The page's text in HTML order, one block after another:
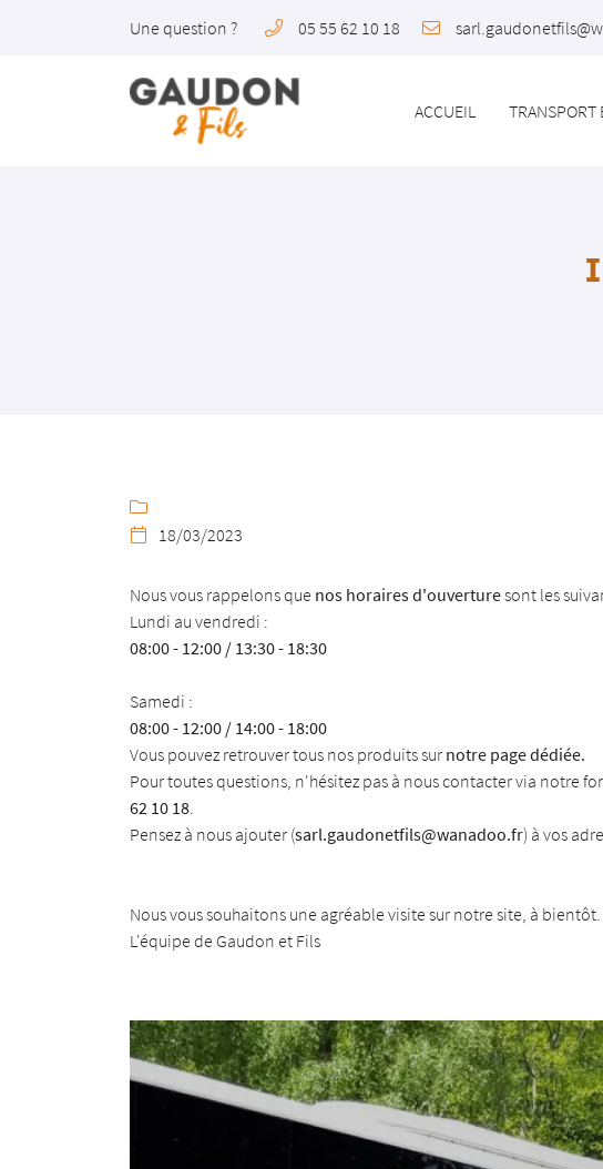
Une question ? 05 55 62 10 18
ACCUEIL TRANSPORT
23220 Bonnat
05 55 62 10 18
Recopier le code ci-contre
En cochant cette case, vous consentez à recevoir nos propositions commerciales à l'adresse
email indiqué ci-dessus. Vous pouvez vous désinscrire à tout moment en utilisant
de désinscription.


18/03/2023
Nous vous rappelons que nos horaires d'ouverturesont les
Lundi au vendredi :
08:00 - 12:00 / 13:30 - 18:30
Samedi :
08:00 - 12:00 / 14:00 - 18:00
Vous pouvez retrouver tous nos produits sur notre page dédiée.
Pour toutes questions, n'hésitez pas à nous contacter via notre
62 10 18.
Pensez à nous ajouter (sarl.gaudonetfils@wanadoo.fr) à vos
Nous vous souhaitons une agréable visite sur notre site, à bientôt.
L'équipe de Gaudon et Fils